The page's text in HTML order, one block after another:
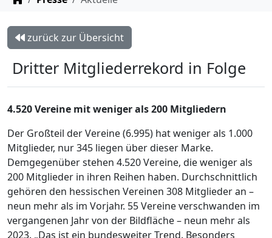
zurück zur Übersicht
Dritter Mitgliederrekord in Folge
4.520 Vereine mit weniger als 200 Mitgliedern
Der Großteil der Vereine (6.995) hat weniger als 1.000
Mitglieder, nur 345 liegen über dieser Marke.
Demgegenüber stehen 4.520 Vereine, die weniger als
200 Mitglieder in ihren Reihen haben. Durchschnittlich
gehören den hessischen Vereinen 308 Mitglieder an –
neun mehr als im Vorjahr. 55 Vereine verschwanden im
vergangenen Jahr von der Bildfläche – neun mehr als
2023. „Das ist ein bundesweiter Trend. Besonders